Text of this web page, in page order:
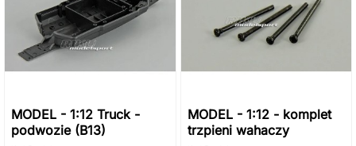
MODEL - 1:12 Truck -
podwozie (B13)
MODEL - 1:12 - komplet
trzpieni wahaczy